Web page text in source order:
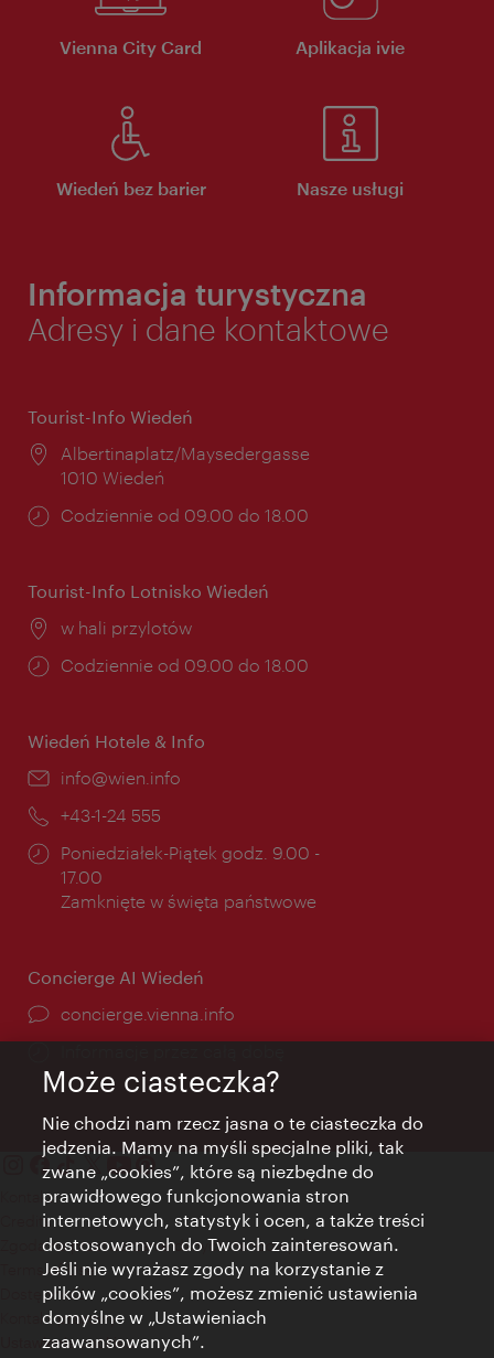
Vienna City Card Aplikacja ivie
Wiedeń bez barier Nasze usługi
Informacja turystyczna
Adresy i dane kontaktowe
Tourist-Info Wiedeń
Miejsce:
Albertinaplatz/Maysedergasse
1010 Wiedeń
Godziny
Codziennie od 09.00 do 18.00
Tourist-Info Lotnisko Wiedeń
Miejsce:
w hali przylotów
Godziny
Codziennie od 09.00 do 18.00
Wiedeń Hotele & Info
E-
info@wien.info
Telefon:
+43-1-24 555
Godziny
otwarcia:
Poniedziałek-Piątek godz. 9.00 -
17.00
Zamknięte w święta państwowe
Concierge AI Wiedeń
concierge.vienna.info
Kontakt
Credits
Zgoda na przetwarzanie danych osobowych
Terms of Use
Dostępność
Kontakt prasowy
Ustawienia cookies
Może ciasteczka?
Nie chodzi nam rzecz jasna o te ciasteczka do
jedzenia. Mamy na myśli specjalne pliki, tak
zwane „cookies”, które są niezbędne do
prawidłowego funkcjonowania stron
internetowych, statystyk i ocen, a także treści
dostosowanych do Twoich zainteresowań.
Jeśli nie wyrażasz zgody na korzystanie z
plików „cookies”, możesz zmienić ustawienia
domyślne w „Ustawieniach
zaawansowanych”.